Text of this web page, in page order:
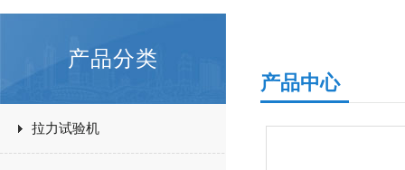
产品分类
拉力试验机
产品中心